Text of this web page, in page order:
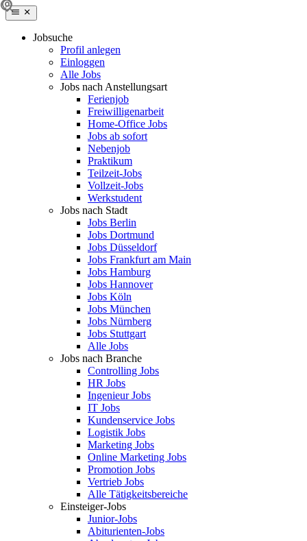
Jobsuche
Profil anlegen
Einloggen
Alle Jobs
Jobs nach Anstellungsart
Ferienjob
Freiwilligenarbeit
Home-Office Jobs
Jobs ab sofort
Nebenjob
Praktikum
Teilzeit-Jobs
Vollzeit-Jobs
Werkstudent
Jobs nach Stadt
Jobs Berlin
Jobs Dortmund
Jobs Düsseldorf
Jobs Frankfurt am Main
Jobs Hamburg
Jobs Hannover
Jobs Köln
Jobs München
Jobs Nürnberg
Jobs Stuttgart
Alle Jobs
Jobs nach Branche
Controlling Jobs
HR Jobs
Ingenieur Jobs
IT Jobs
Kundenservice Jobs
Logistik Jobs
Marketing Jobs
Online Marketing Jobs
Promotion Jobs
Vertrieb Jobs
Alle Tätigkeitsbereiche
Einsteiger-Jobs
Junior-Jobs
Abiturienten-Jobs